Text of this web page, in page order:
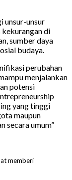
unsur-unsur
kekurangan di
sumber daya
budaya.
perubahan
menjalankan
potensi
yang tinggi
maupun
secara umum”
memberi